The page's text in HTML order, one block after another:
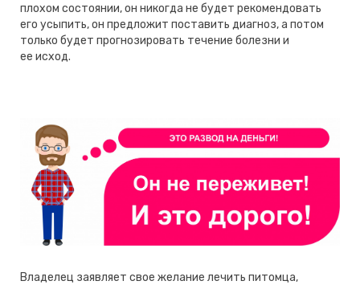
плохом состоянии, он никогда не будет рекомендовать
его усыпить, он предложит поставить диагноз, а потом
только будет прогнозировать течение болезни и
ее исход.
Владелец заявляет свое желание лечить питомца,